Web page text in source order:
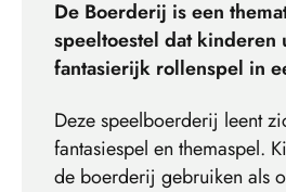
De Boerderij is een
speeltoestel dat kinderen
fantasierijk rollenspel in
Deze speelboerderij leent
fantasiespel en themaspel.
de boerderij gebruiken als